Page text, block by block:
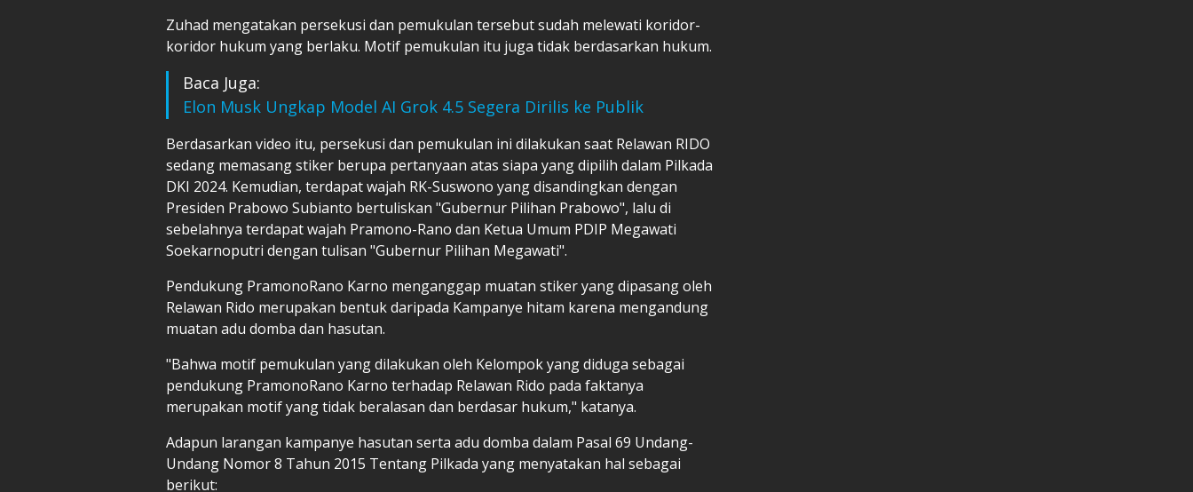
Zuhad mengatakan persekusi dan pemukulan tersebut sudah melewati koridor-
koridor hukum yang berlaku. Motif pemukulan itu juga tidak berdasarkan hukum.
Baca Juga:
Elon Musk Ungkap Model AI Grok 4.5 Segera Dirilis ke Publik
Berdasarkan video itu, persekusi dan pemukulan ini dilakukan saat Relawan RIDO
sedang memasang stiker berupa pertanyaan atas siapa yang dipilih dalam Pilkada
DKI 2024. Kemudian, terdapat wajah RK-Suswono yang disandingkan dengan
Presiden Prabowo Subianto bertuliskan "Gubernur Pilihan Prabowo", lalu di
sebelahnya terdapat wajah Pramono-Rano dan Ketua Umum PDIP Megawati
Soekarnoputri dengan tulisan "Gubernur Pilihan Megawati".
Pendukung PramonoRano Karno menganggap muatan stiker yang dipasang oleh
Relawan Rido merupakan bentuk daripada Kampanye hitam karena mengandung
muatan adu domba dan hasutan.
"Bahwa motif pemukulan yang dilakukan oleh Kelompok yang diduga sebagai
pendukung PramonoRano Karno terhadap Relawan Rido pada faktanya
merupakan motif yang tidak beralasan dan berdasar hukum," katanya.
Adapun larangan kampanye hasutan serta adu domba dalam Pasal 69 Undang-
Undang Nomor 8 Tahun 2015 Tentang Pilkada yang menyatakan hal sebagai
berikut: